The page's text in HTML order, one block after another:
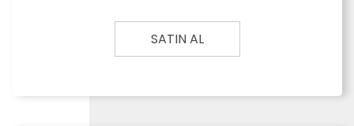
SATIN AL